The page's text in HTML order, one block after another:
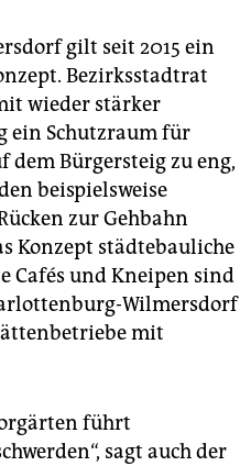
gilt seit 2015 ein
Bezirksstadtrat
wieder stärker
ein Schutzraum für
dem Bürgersteig zu eng,
beispielsweise
zur Gehbahn
Konzept städtebauliche
Cafés und Kneipen sind
Wilmersdorf
mit
führt
sagt auch der